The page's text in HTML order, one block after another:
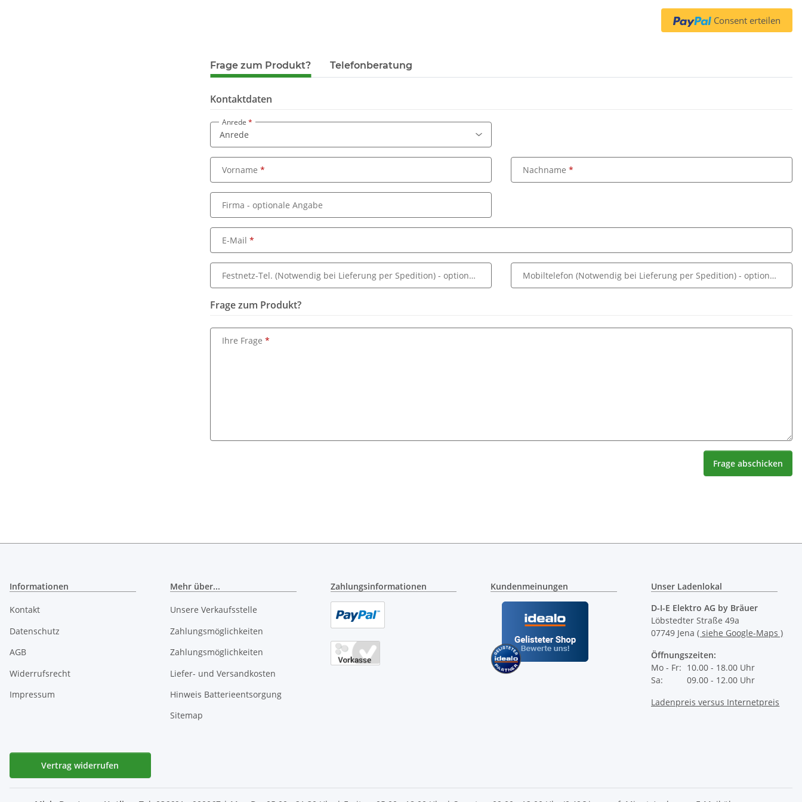
Consent erteilen
Frage zum Produkt? Telefonberatung
Kontaktdaten
Anrede
Vorname Nachname
Firma - optionale Angabe
E-Mail
Festnetz-Tel. (Notwendig bei Lieferung per Spedition) - optionale Angabe Mobiltelefon (Notwendig bei Lieferung per Spedition) - optionale
Frage zum Produkt?
Ihre Frage
Frage abschicken
Informationen
Kontakt
Datenschutz
AGB
Widerrufsrecht
Impressum
Mehr über...
Unsere Verkaufsstelle
Zahlungsmöglichkeiten
Zahlungsmöglichkeiten
Liefer- und Versandkosten
Hinweis Batterieentsorgung
Sitemap
Zahlungsinformationen Kundenmeinungen
Unser Ladenlokal
D-I-E Elektro AG by Bräuer
Löbstedter Straße 49a
07749 Jena( siehe Google-Maps )
Öffnungszeiten:
Mo - Fr: 10.00 - 18.00 Uhr
Sa:
09.00 - 12.00 Uhr
Ladenpreis versus Internetpreis
Vertrag widerrufen